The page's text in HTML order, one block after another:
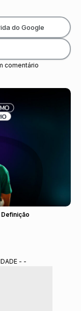
comentário
do Google
- -